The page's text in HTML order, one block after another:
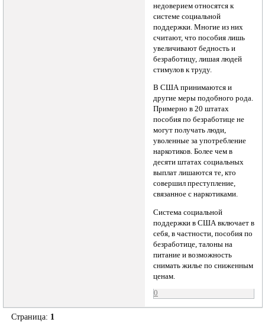
недоверием относятся к
системе социальной
поддержки. Многие из них
считают, что пособия лишь
увеличивают бедность и
безработицу, лишая людей
стимулов к труду.
В США принимаются и
другие меры подобного рода.
Примерно в 20 штатах
пособия по безработице не
могут получать люди,
уволенные за употребление
наркотиков. Более чем в
десяти штатах социальных
выплат лишаются те, кто
совершил преступление,
связанное с наркотиками.
Система социальной
поддержки в США включает в
себя, в частности, пособия по
безработице, талоны на
питание и возможность
снимать жилье по сниженным
ценам.
0
Страница: 1